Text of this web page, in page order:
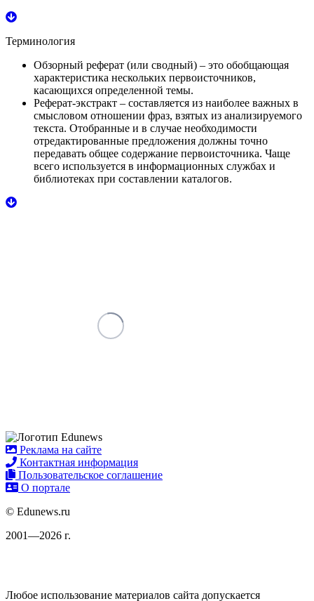
Терминология
Обзорный реферат (или сводный) – это обобщающая
характеристика нескольких первоисточников,
касающихся определенной темы.
Реферат-экстракт – составляется из наиболее важных в
смысловом отношении фраз, взятых из анализируемого
текста. Отобранные и в случае необходимости
отредактированные предложения должны точно
передавать общее содержание первоисточника. Чаще
всего используется в информационных службах и
библиотеках при составлении каталогов.
Реклама на сайте
Контактная информация
Пользовательское соглашение
О портале
© Edunews.ru
2001—2026 г.
Любое использование материалов сайта допускается